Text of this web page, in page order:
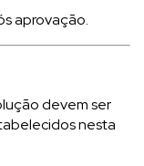
aprovação.
devem ser
nesta